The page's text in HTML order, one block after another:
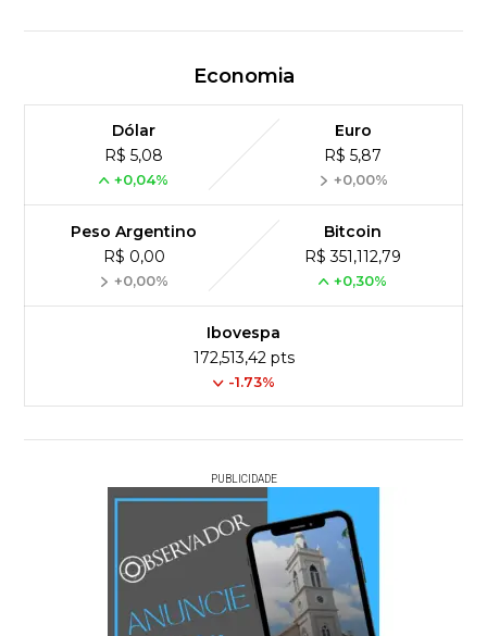
Economia
Dólar
R$ 5,08
+0,04%
Euro
R$ 5,87
+0,00%
Peso Argentino
R$ 0,00
+0,00%
Bitcoin
R$ 351,112,79
+0,30%
Ibovespa
172,513,42 pts
-1.73%
PUBLICIDADE